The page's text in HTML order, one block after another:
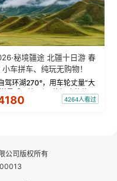
秘境疆途 北疆十日游 春
小车拼车、纯玩无购物！
驾环湖270°，用车轮丈量“大
洋最后一滴眼泪”的极致蔚蓝，
山、花海与深邃湖水在转弯
4264人看过
公司版权所有